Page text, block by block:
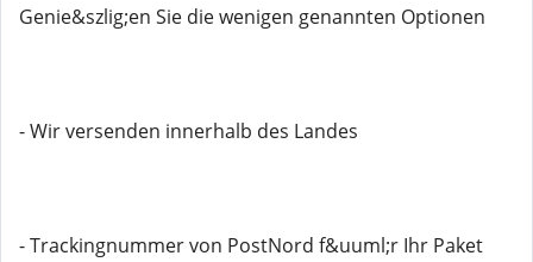
Genie&szlig;en Sie die wenigen genannten Optionen
- Wir versenden innerhalb des Landes
- Trackingnummer von PostNord f&uuml;r Ihr Paket